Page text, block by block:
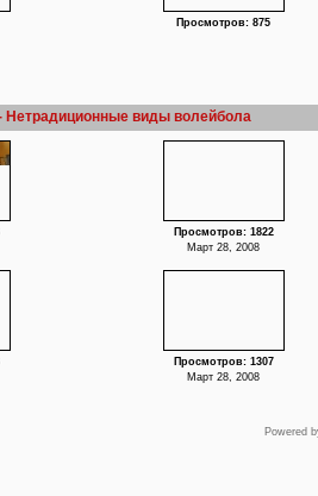
Просмотров: 875
Нетрадиционные виды волейбола
Просмотров: 1822
Март 28, 2008
Просмотров: 1307
Март 28, 2008
Powered